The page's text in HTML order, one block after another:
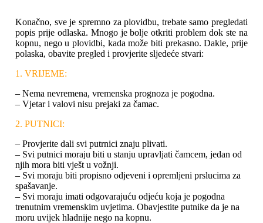
Konačno, sve je spremno za plovidbu, trebate samo pregledati
popis prije odlaska. Mnogo je bolje otkriti problem dok ste na
kopnu, nego u plovidbi, kada može biti prekasno. Dakle, prije
polaska, obavite pregled i provjerite sljedeće stvari:
1. VRIJEME:
– Nema nevremena, vremenska prognoza je pogodna.
– Vjetar i valovi nisu prejaki za čamac.
2. PUTNICI:
– Provjerite dali svi putrnici znaju plivati.
– Svi putnici moraju biti u stanju upravljati čamcem, jedan od
njih mora biti vješt u vožnji.
– Svi moraju biti propisno odjeveni i opremljeni prslucima za
spašavanje.
– Svi moraju imati odgovarajuću odjeću koja je pogodna
trenutnim vremenskim uvjetima. Obavjestite putnike da je na
moru uvijek hladnije nego na kopnu.